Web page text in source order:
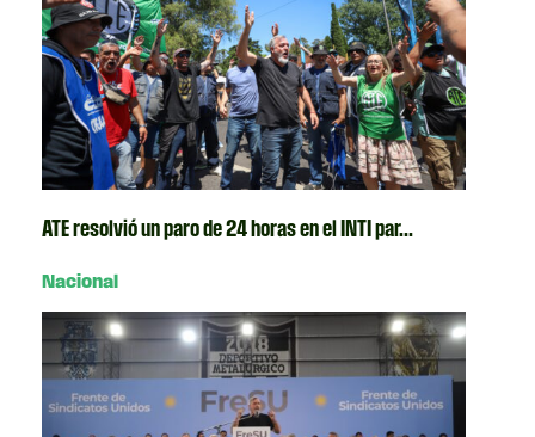
ATE resolvió un paro de 24 horas en el INTI par...
Nacional